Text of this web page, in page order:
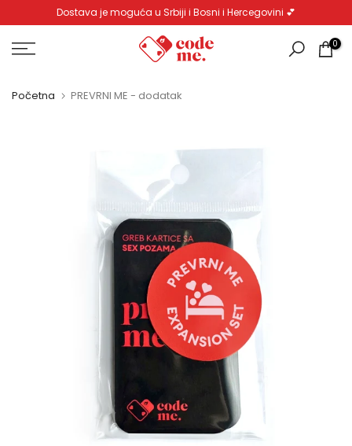
sadržaj
Dostava je moguća u Srbiji i Bosni i Hercegovini 💕
0
Početna PREVRNI ME - dodatak